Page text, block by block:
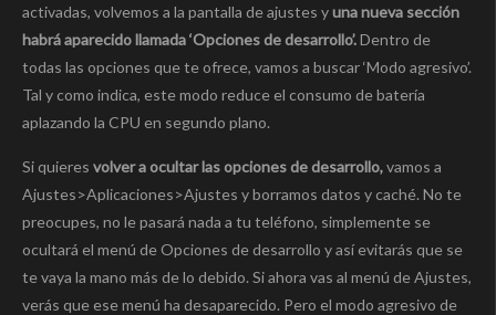
activadas, volvemos a la pantalla de ajustes yuna nueva sección
habrá aparecido llamada ‘Opciones de desarrollo’.Dentro de
todas las opciones que te ofrece, vamos a buscar ‘Modo agresivo’.
Tal y como indica, este modo reduce el consumo de batería
aplazando la CPU en segundo plano.
Si quieres volver a ocultar las opciones de desarrollo,vamos a
Ajustes>Aplicaciones>Ajustes y borramos datos y caché. No te
preocupes, no le pasará nada a tu teléfono, simplemente se
ocultará el menú de Opciones de desarrollo y así evitarás que se
te vaya la mano más de lo debido. Si ahora vas al menú de Ajustes,
verás que ese menú ha desaparecido. Pero el modo agresivo de